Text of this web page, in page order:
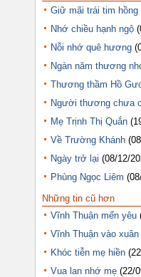
Giữ mãi trái tim hồng
Nhớ chiều hạnh ngộ
Nỗi nhớ quê hương
Ngàn năm thương
Thương thầm Hồ
Người thương chưa
Mẹ Trịnh Thị Quắn
Về Trường Khánh
Ngày trở lại (08/12/
Phùng Ngọc Liêm
Những tin cũ hơn
Vĩnh Thuận mến yêu
Vĩnh Thuận vào xuân
Khóc tiễn mẹ hiền
Vua lan nhớ mẹ (22/